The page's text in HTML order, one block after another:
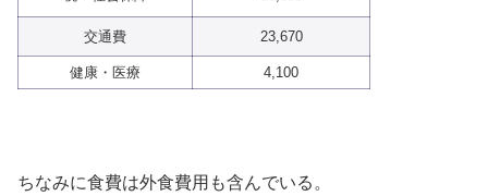
交通費 23,670
健康・医療 4,100
ちなみに食費は外食費用も含んでいる。